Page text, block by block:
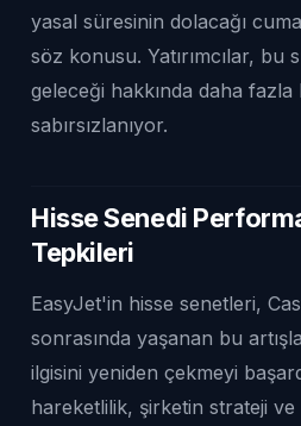
yasal süresinin dolacağı
söz konusu. Yatırımcılar, bu
geleceği hakkında daha fazla
sabırsızlanıyor.
Hisse Senedi
Tepkileri
EasyJet'in hisse senetleri,
sonrasında yaşanan bu
ilgisini yeniden çekmeyi
hareketlilik, şirketin strateji ve